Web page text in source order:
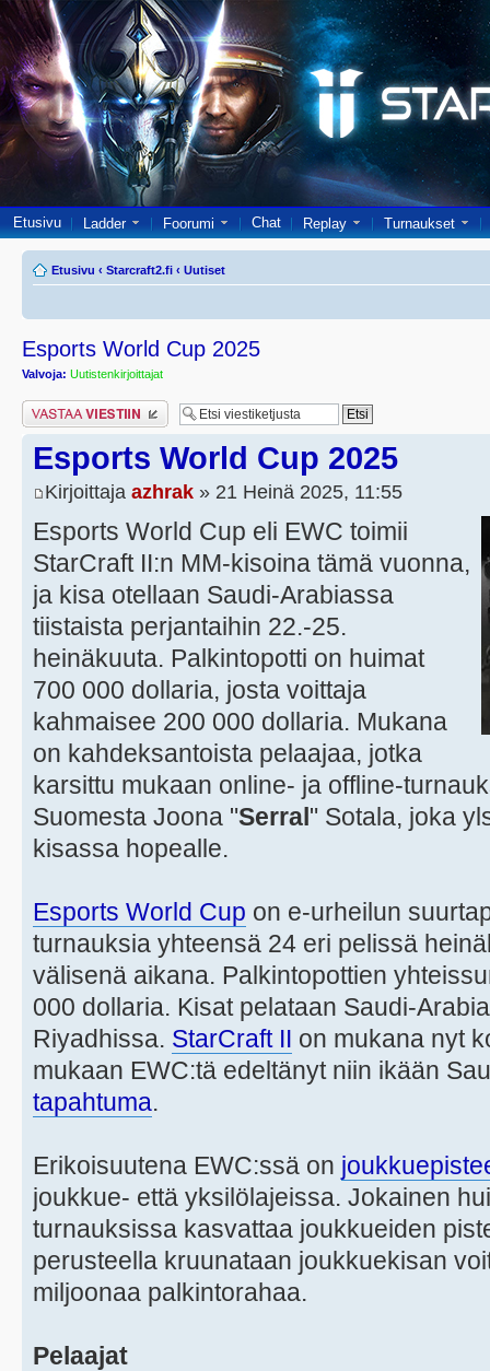
Etusivu Ladder Foorumi Chat Replay Turnaukset
Etusivu ‹ Starcraft2.fi ‹ Uutiset
Esports World Cup 2025
Valvoja: Uutistenkirjoittajat
Lähetä vastaus
Esports World Cup 2025
Kirjoittaja azhrak » 21 Heinä 2025, 11:55
Esports World Cup eli EWC toimii
StarCraft II:n MM-kisoina tämä vuonna,
ja kisa otellaan Saudi-Arabiassa
tiistaista perjantaihin 22.-25.
heinäkuuta. Palkintopotti on huimat
700 000 dollaria, josta voittaja
kahmaisee 200 000 dollaria. Mukana
on kahdeksantoista pelaajaa, jotka
karsittu mukaan online- ja offline-
Suomesta Joona "Serral" Sotala, joka
kisassa hopealle.
Esports World Cup on e-urheilun
turnauksia yhteensä 24 eri pelissä
välisenä aikana. Palkintopottien
000 dollaria. Kisat pelataan Saudi-
Riyadhissa. StarCraft II on mukana nyt
mukaan EWC:tä edeltänyt niin ikään
tapahtuma.
Erikoisuutena EWC:ssä on
joukkue- että yksilölajeissa. Jokainen
turnauksissa kasvattaa joukkueiden
perusteella kruunataan joukkuekisan
miljoonaa palkintorahaa.
Pelaajat